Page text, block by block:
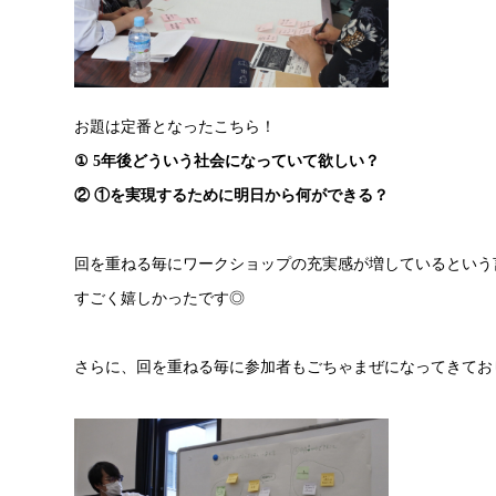
お題は定番となったこちら！
① 5年後どういう社会になっていて欲しい？
② ①を実現するために明日から何ができる？
回を重ねる毎にワークショップの充実感が増しているという
すごく嬉しかったです◎
さらに、回を重ねる毎に参加者もごちゃまぜになってきてお